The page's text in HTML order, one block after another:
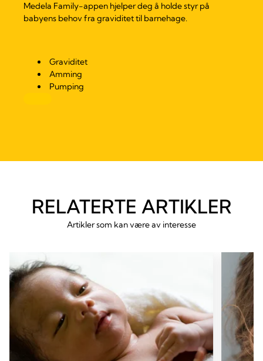
Medela Family-appen hjelper deg å holde styr på
babyens behov fra graviditet til barnehage.
Graviditet
Amming
Pumping
RELATERTE ARTIKLER
Artikler som kan være av interesse